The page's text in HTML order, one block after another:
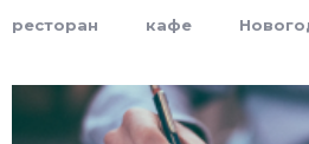
ресторан кафе